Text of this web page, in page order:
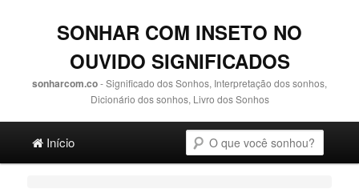
SONHAR COM INSETO NO
OUVIDO SIGNIFICADOS
sonharcom.co- Significado dos Sonhos, Interpretação dos sonhos,
Dicionário dos sonhos, Livro dos Sonhos
Ir para o conteúdo principal
Ir para o conteúdo secundário
Início